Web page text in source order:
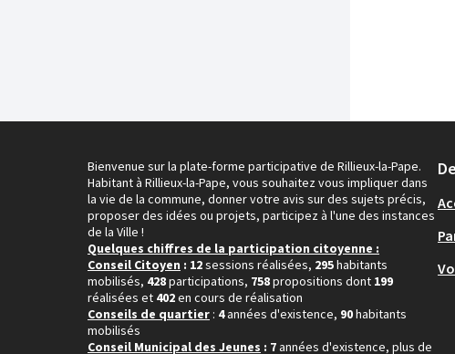
Bienvenue sur la plate-forme participative de Rillieux-la-Pape.
Habitant à Rillieux-la-Pape, vous souhaitez vous impliquer dans
la vie de la commune, donner votre avis sur des sujets précis,
proposer des idées ou projets, participez à l'une des instances
de la Ville !
Quelques chiffres de la participation citoyenne :
Conseil Citoyen : 12sessions réalisées, 295habitants
mobilisés, 428participations, 758propositions dont 199
réalisées et 402en cours de réalisation
Conseils de quartier : 4années d'existence, 90habitants
mobilisés
Conseil Municipal des Jeunes : 7années d'existence, plus de